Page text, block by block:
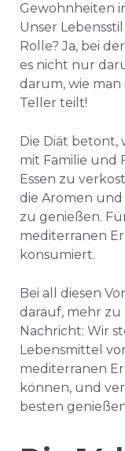
Gewohnheiten
Unser
Rolle? Ja, bei
es nicht nur
darum, wie man
Teller teilt!
Die Diät betont,
mit Familie und
Essen zu
die Aromen
zu genießen.
mediterranen
konsumiert.
Bei all diesen
darauf, mehr
Nachricht: Wir
Lebensmittel
mediterranen
können, und
besten